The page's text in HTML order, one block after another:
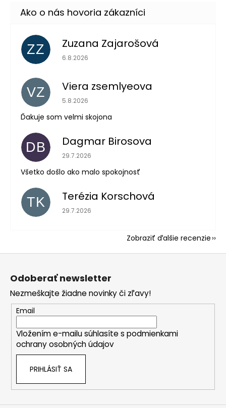
ZZ Zuzana Zajarošová
Hodnotenie obchodu je 5 z 5 hviezdičiek.
6.8.2026
VZ Viera zsemlyeova
Hodnotenie obchodu je 5 z 5 hviezdičiek.
5.8.2026
Ďakuje som velmi skojona
DB Dagmar Birosova
Hodnotenie obchodu je 5 z 5 hviezdičiek.
29.7.2026
Všetko došlo ako malo spokojnosť
TK Terézia Korschová
Hodnotenie obchodu je 5 z 5 hviezdičiek.
29.7.2026
Zobraziť ďalšie recenzie
Z
Odoberať newsletter
Nezmeškajte žiadne novinky či zľavy!
Email
Vložením e-mailu súhlasíte s podmienkami
ochrany osobných údajov
PRIHLÁSIŤ SA